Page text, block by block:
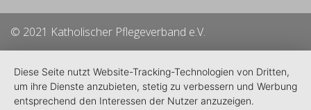
© 2021 Katholischer Pflegeverband e.V.
Diese Seite nutzt Website-Tracking-Technologien von Dritten,
um ihre Dienste anzubieten, stetig zu verbessern und Werbung
entsprechend den Interessen der Nutzer anzuzeigen.